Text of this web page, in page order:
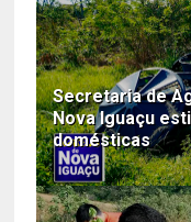
Secretaria de
Nova Iguaçu
domésticas